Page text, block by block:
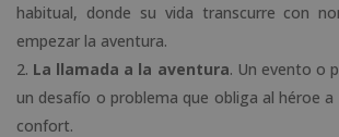
habitual, donde su vida transcurre con
empezar la aventura.
La llamada a la aventura. Un evento o
un desafío o problema que obliga al héroe
confort.